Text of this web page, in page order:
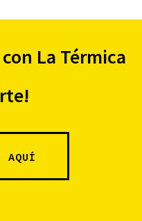
La Térmica
AQUÍ